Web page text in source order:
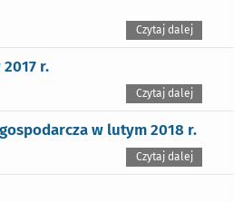
Czytaj dalej
r.
Czytaj dalej
w lutym 2018 r.
Czytaj dalej